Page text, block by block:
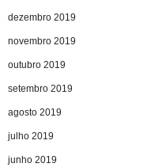
dezembro 2019
novembro 2019
outubro 2019
setembro 2019
agosto 2019
julho 2019
junho 2019